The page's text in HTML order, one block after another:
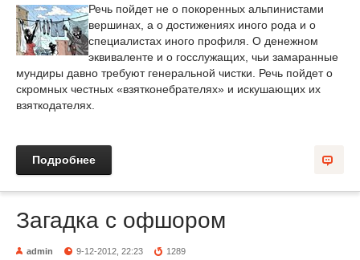
Речь пойдет не о покоренных альпинистами
вершинах, а о достижениях иного рода и о
специалистах иного профиля. О денежном
эквиваленте и о госслужащих, чьи замаранные
мундиры давно требуют генеральной чистки. Речь пойдет о
скромных честных «взятконебрателях» и искушающих их
взяткодателях.
Подробнее
Загадка с офшором
admin 9-12-2012, 22:23 1289